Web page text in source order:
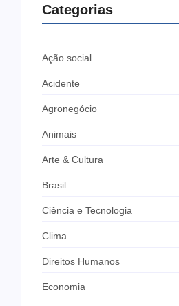
Categorias
Ação social
Acidente
Agronegócio
Animais
Arte & Cultura
Brasil
Ciência e Tecnologia
Clima
Direitos Humanos
Economia